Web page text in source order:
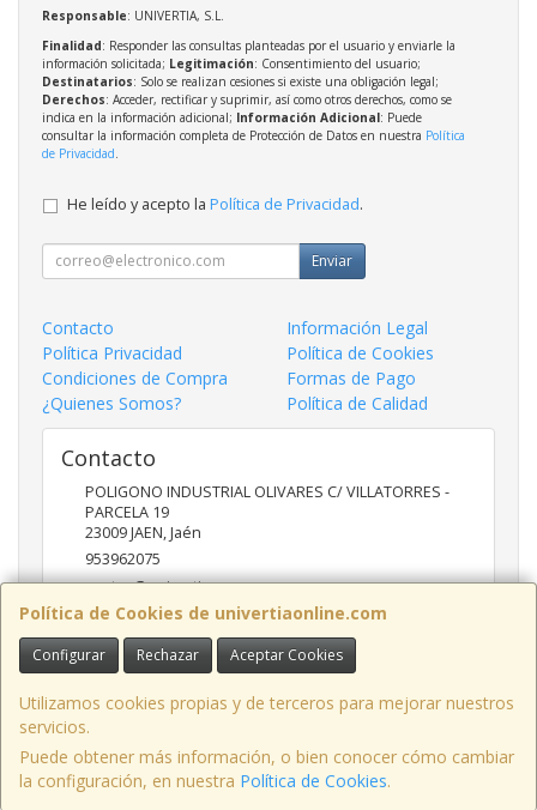
Política de Cookies de univertiaonline.com
Configurar Rechazar Aceptar Cookies
Utilizamos cookies propias y de terceros para mejorar nuestros
servicios.
Puede obtener más información, o bien conocer cómo cambiar
la configuración, en nuestra Política de Cookies.
Responsable: UNIVERTIA, S.L.
Finalidad: Responder las consultas planteadas por el usuario y enviarle la
información solicitada; Legitimación: Consentimiento del usuario;
Destinatarios: Solo se realizan cesiones si existe una obligación legal;
Derechos: Acceder, rectificar y suprimir, así como otros derechos, como se
indica en la información adicional; Información Adicional: Puede
consultar la información completa de Protección de Datos en nuestra Política
de Privacidad
He leído y acepto la Política de Privacidad.
Enviar
Contacto
Información Legal
Política Privacidad
Política de Cookies
Condiciones de Compra
Formas de Pago
¿Quienes Somos?
Política de Calidad
Contacto
POLIGONO INDUSTRIAL OLIVARES C/ VILLATORRES -
PARCELA 19
23009JAEN,Jaén
953962075
ventas@univertia.es
Horario
09:30 -14:00 Y 16:30- 20:00 HORAS
, , , , España. - C.I.F.: B23639248 - Tfno: